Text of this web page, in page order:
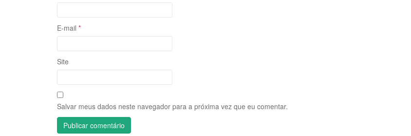
E-mail *
Site
Salvar meus dados neste navegador para a próxima vez que eu comentar.